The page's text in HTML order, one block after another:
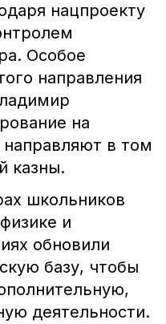
нацпроекту
Особое
направления
на
в том
казны.
школьников
и
обновили
базу, чтобы
деятельности.